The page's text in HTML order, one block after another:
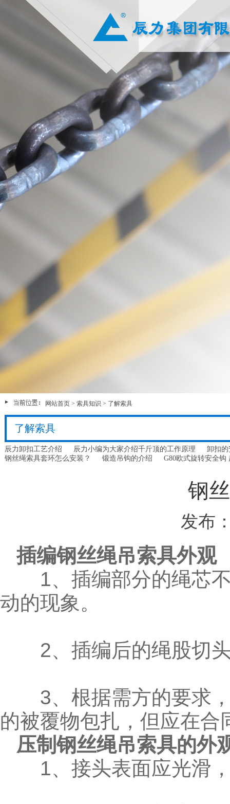
网站首页 > 索具知识 > 了解索具
了解索具
辰力卸扣工艺介绍 辰力小编为大家介绍千斤顶的工作原理
卸扣的
钢丝绳索具套环怎么安装？
锻造吊钩的介绍 G80欧式旋转安全钩
钢
发布
插编钢丝绳吊索具外观
1、插编部分的绳芯不
动的现象。
2、插编后的绳股切头
3、根据需方的要求，
的被覆物包扎，但应在合
压制钢丝绳吊索具的外
1、接头表面应光滑，